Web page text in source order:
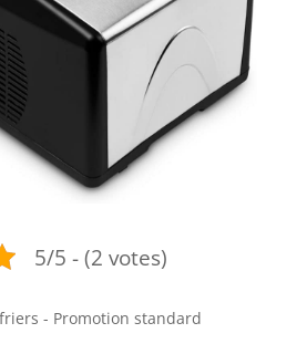
5/5 - (2 votes)